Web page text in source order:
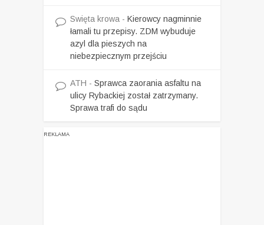
Swięta krowa - Kierowcy nagminnie
łamali tu przepisy. ZDM wybuduje
azyl dla pieszych na
niebezpiecznym przejściu
ATH - Sprawca zaorania asfaltu na
ulicy Rybackiej został zatrzymany.
Sprawa trafi do sądu
REKLAMA